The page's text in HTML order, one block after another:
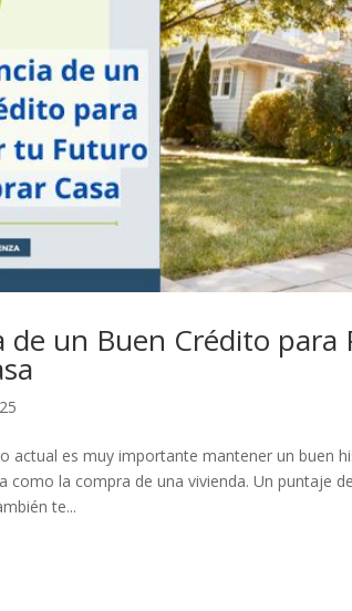
de un Buen Crédito
actual es muy importante mantener un buen
como la compra de una vivienda. Un puntaje
te...